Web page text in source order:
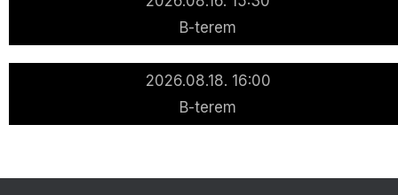
B-terem
2026.08.18. 16:00
B-terem